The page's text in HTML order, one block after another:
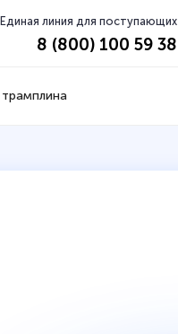
Единая линия для поступающих
8 (800) 100 59 38